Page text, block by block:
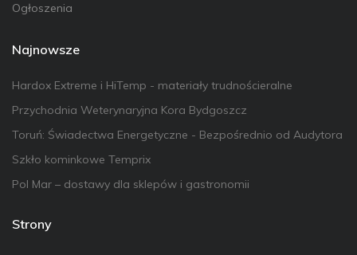
Ogłoszenia
Najnowsze
Hardox Extreme i HiTemp - materiały trudnościeralne
Przychodnia Weterynaryjna Kora Bydgoszcz
Toruń: Świadectwa Energetyczne - Bezpośrednio od Audytora
Szkło kominkowe Temprix
Pol Mar – dostawy dla sklepów i gastronomii
Strony